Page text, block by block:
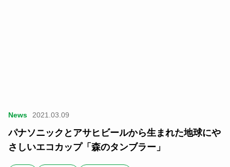
News 2021.03.09
パナソニックとアサヒビールから生まれた地球にや
さしいエコカップ「森のタンブラー」